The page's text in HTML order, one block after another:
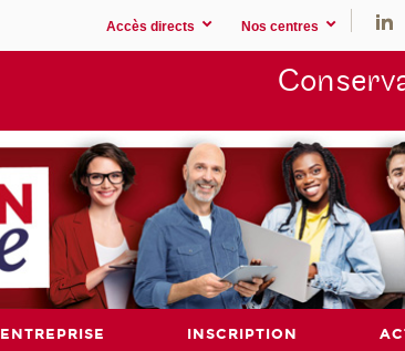
Accès directs Nos centres
ENTREPRISE INSCRIPTION